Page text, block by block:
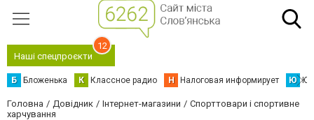
Наші спецпроєкти
12
Б Бложенька К Классное радио Н Налоговая информирует Ю
Головна Довідник Інтернет-магазини
Спорттовари і спортивне
харчування